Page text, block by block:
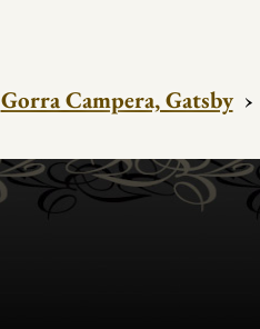
Gorra Campera, Gatsby ›